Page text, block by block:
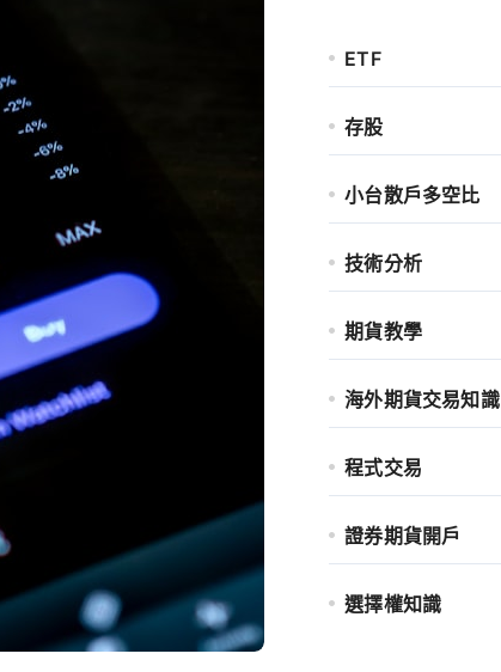
ETF
存股
小台散戶多空比
技術分析
期貨教學
海外期貨交易知識
程式交易
證券期貨開戶
選擇權知識